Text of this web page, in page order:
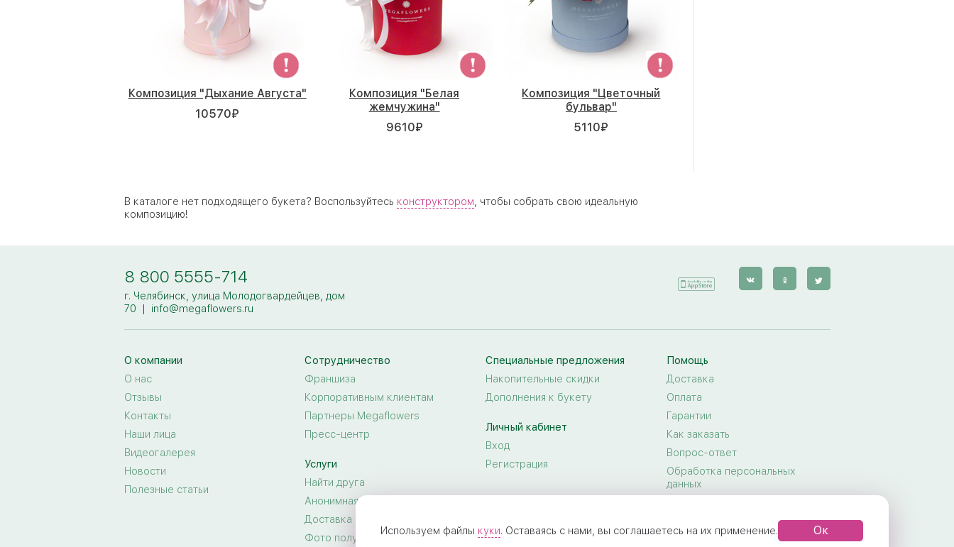
Композиция "Дыхание Августа"
10570₽
Композиция "Белая
жемчужина"
9610₽
Композиция "Цветочный
бульвар"
5110₽
В каталоге нет подходящего букета? Воспользуйтесь конструктором, чтобы собрать свою идеальную
композицию!
8 800 5555-714
г. Челябинск, улица Молодогвардейцев, дом
70 | info@megaflowers.ru
О компании
О нас
Отзывы
Контакты
Наши лица
Видеогалерея
Новости
Полезные статьи
Сотрудничество
Франшиза
Корпоративным клиентам
Партнеры Megaflowers
Пресс-центр
Услуги
Найти друга
Анонимная доставка цветов
Доставка цветов за границу
Фото получателя
Специальные предложения
Накопительные скидки
Дополнения к букету
Личный кабинет
Вход
Регистрация
Помощь
Доставка
Оплата
Гарантии
Как заказать
Вопрос-ответ
Обработка персональных
данных
Правила предоставления услуг
Задать вопрос
Используем файлы куки. Оставаясь с нами, вы соглашаетесь на их применение. Ок